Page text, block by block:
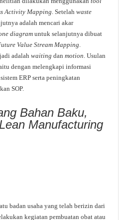
Activity Mapping . Setelahwaste
adalah mencari akar
diagramuntuk selanjutnya dibuat
Value Stream Mapping
adalahwaitingdanmotion . Usulan
dengan melengkapi informasi
ERP serta peningkatan
SOP.
Bahan Baku,
Manufacturing
badan usaha yang telah berizin dari
kegiatan pembuatan obat atau